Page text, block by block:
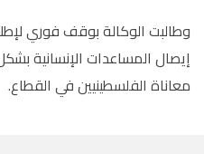
وطالبت الوكالة بوقف فوري
إيصال المساعدات الإنسانية
معاناة الفلسطينيين في القطاع.